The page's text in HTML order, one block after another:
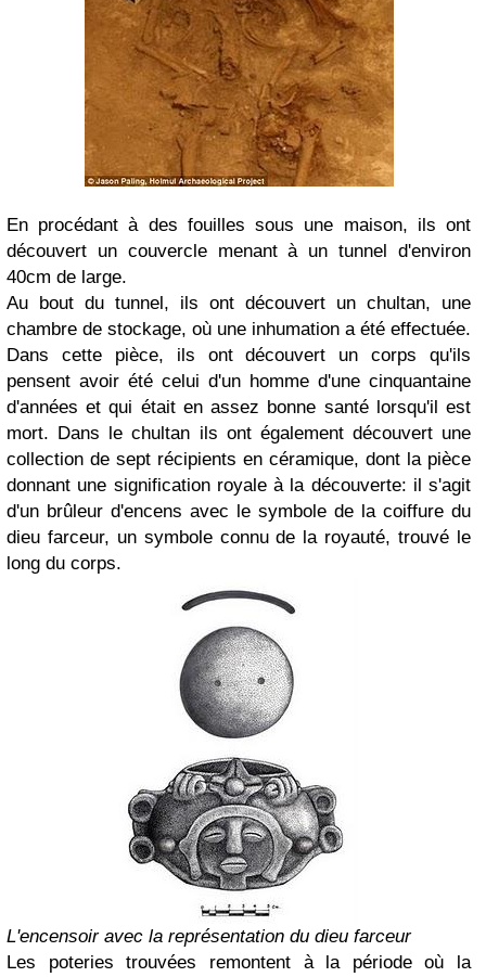
En procédant à des fouilles sous une maison, ils ont
découvert un couvercle menant à un tunnel d'environ
40cm de large.
Au bout du tunnel, ils ont découvert un chultan, une
chambre de stockage, où une inhumation a été effectuée.
Dans cette pièce, ils ont découvert un corps qu'ils
pensent avoir été celui d'un homme d'une cinquantaine
d'années et qui était en assez bonne santé lorsqu'il est
mort. Dans le chultan ils ont également découvert une
collection de sept récipients en céramique, dont la pièce
donnant une signification royale à la découverte: il s'agit
d'un brûleur d'encens avec le symbole de la coiffure du
dieu farceur, un symbole connu de la royauté, trouvé le
long du corps.
L'encensoir avec la représentation du dieu farceur
Les poteries trouvées remontent à la période où la